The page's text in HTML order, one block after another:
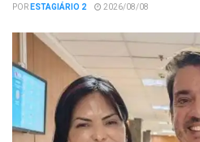
PORESTAGIÁRIO 2 2026/08/08